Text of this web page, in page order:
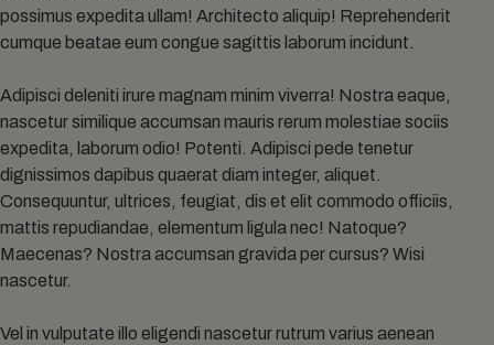
possimus expedita ullam! Architecto aliquip! Reprehenderit
cumque beatae eum congue sagittis laborum incidunt.
Adipisci deleniti irure magnam minim viverra! Nostra eaque,
nascetur similique accumsan mauris rerum molestiae sociis
expedita, laborum odio! Potenti. Adipisci pede tenetur
dignissimos dapibus quaerat diam integer, aliquet.
Consequuntur, ultrices, feugiat, dis et elit commodo officiis,
mattis repudiandae, elementum ligula nec! Natoque?
Maecenas? Nostra accumsan gravida per cursus? Wisi
nascetur.
Vel in vulputate illo eligendi nascetur rutrum varius aenean